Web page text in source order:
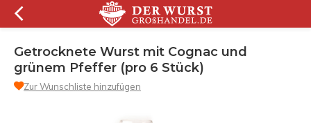
Getrocknete Wurst mit Cognac und
grünem Pfeffer (pro 6 Stück)
Zur Wunschliste hinzufügen